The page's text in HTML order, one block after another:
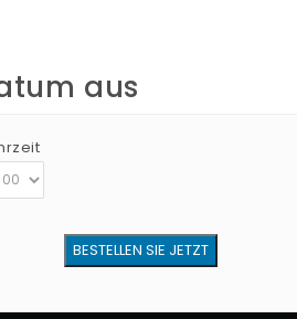
aus